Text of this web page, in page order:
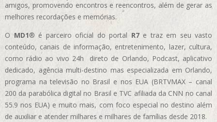
amigos, promovendo encontros e reencontros, além de gerar as
melhores recordações e memórias.
OMD1® é parceiro oficial do portal R7e traz em seu vasto
conteúdo, canais de informação, entretenimento, lazer, cultura,
como rádio ao vivo 24h direto de Orlando, Podcast, aplicativo
dedicado, agência multi-destino mas especializada em Orlando,
programa na televisão no Brasil e nos EUA (BRTVMAX – canal
200 da parabólica digital no Brasil e TVC afiliada da CNN no canal
55.9 nos EUA) e muito mais, com foco especial no destino além
de auxiliar e atender milhares e milhares de famílias desde 2018.